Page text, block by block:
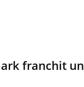
franchit un